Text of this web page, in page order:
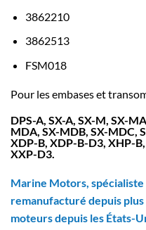
3862210
3862513
FSM018
Pour les embases et
DPS-A, SX-A, SX-M, SX-
MDA, SX-MDB, SX-MDC,
XDP-B, XDP-B-D3, XHP-
XXP-D3.
Marine Motors,
remanufacturé depuis plus
moteurs depuis les États-